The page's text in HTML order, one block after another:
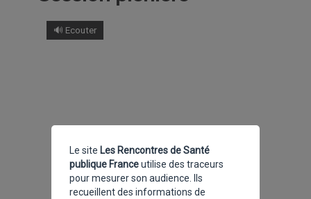
🔊 Ecouter
Le site Les Rencontres de Santé
publique Franceutilise des traceurs
pour mesurer son audience. Ils
recueillent des informations de